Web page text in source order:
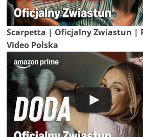
Scarpetta | Oficjalny Zwiastun |
Video Polska